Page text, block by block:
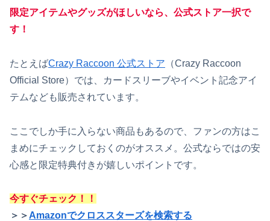
限定アイテムやグッズがほしいなら、公式ストア一択で
す！
たとえばCrazy Raccoon 公式ストア （Crazy Raccoon
Official Store）では、カードスリーブやイベント記念アイ
テムなども販売されています。
ここでしか手に入らない商品もあるので、ファンの方はこ
まめにチェックしておくのがオススメ。公式ならではの安
心感と限定特典付きが嬉しいポイントです。
今すぐチェック！！
＞＞Amazonでクロススターズを検索する